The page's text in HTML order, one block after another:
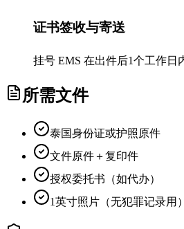
证书签收与寄送
挂号 EMS 在出件后1个工作日
所需文件
泰国身份证或护照原件
文件原件＋复印件
授权委托书（如代办）
1英寸照片（无犯罪记录用）